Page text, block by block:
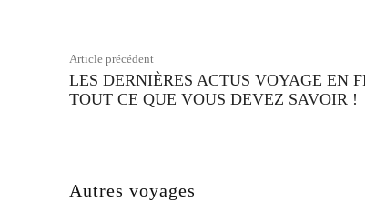
Article précédent
LES DERNIÈRES ACTUS VOYAGE EN
TOUT CE QUE VOUS DEVEZ SAVOIR !
Autres voyages